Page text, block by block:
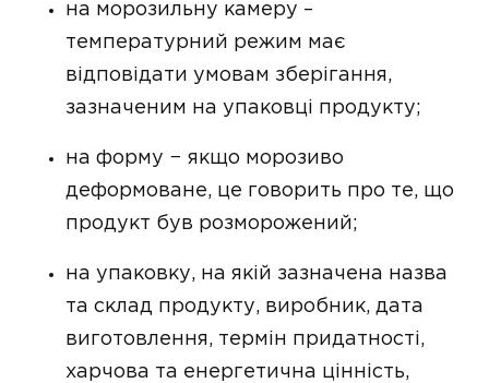
на морозильну камеру –
температурний режим має
відповідати умовам зберігання,
зазначеним на упаковці продукту;
на форму − якщо морозиво
деформоване, це говорить про те, що
продукт був розморожений;
на упаковку, на якій зазначена назва
та склад продукту, виробник, дата
виготовлення, термін придатності,
харчова та енергетична цінність,